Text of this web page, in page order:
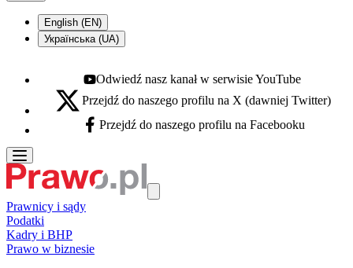
English (EN)
Українська (UA)
Youtube - otwiera się w nowej karcie
Odwiedź nasz kanał w serwisie YouTube
X - otwiera się w nowej karcie
Przejdź do naszego profilu na X (dawniej Twitter)
Facebook - otwiera się w nowej karcie
Przejdź do naszego profilu na Facebooku
Prawnicy i sądy
Podatki
Kadry i BHP
Prawo w biznesie